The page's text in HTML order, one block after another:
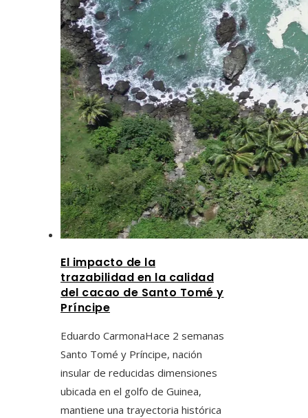
El impacto de la
trazabilidad en la calidad
del cacao de Santo Tomé y
Príncipe
Eduardo CarmonaHace 2 semanas
Santo Tomé y Príncipe, nación
insular de reducidas dimensiones
ubicada en el golfo de Guinea,
mantiene una trayectoria histórica